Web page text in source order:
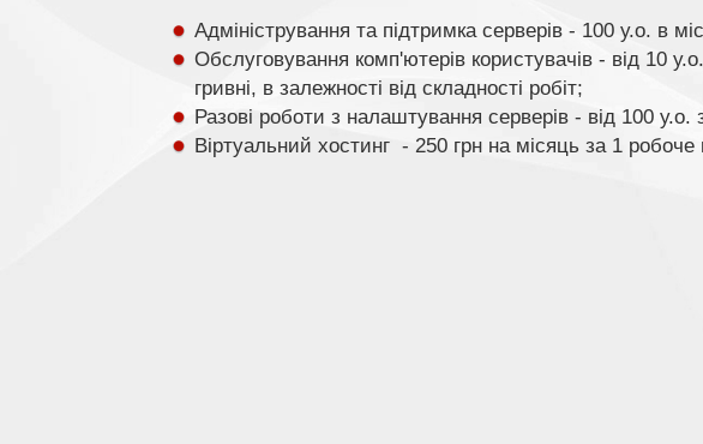
Адміністрування та підтримка серверів - 100 у.о. в
Обслуговування комп'ютерів користувачів - від 10
гривні, в залежності від складності робіт;
Разові роботи з налаштування серверів - від 100
Віртуальний хостинг - 250 грн на місяць за 1 робоче